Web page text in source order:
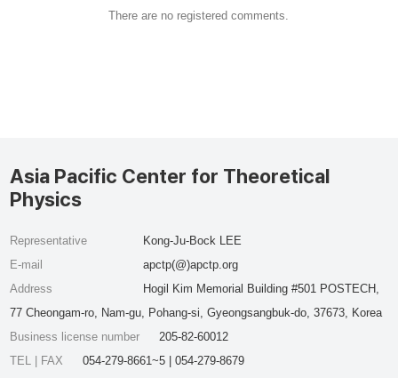
There are no registered comments.
Asia Pacific Center for Theoretical
Physics
Representative
Kong-Ju-Bock LEE
E-mail
apctp(@)apctp.org
Address
Hogil Kim Memorial Building #501 POSTECH,
77 Cheongam-ro, Nam-gu, Pohang-si, Gyeongsangbuk-do, 37673, Korea
Business license number
205-82-60012
TEL | FAX
054-279-8661~5 | 054-279-8679